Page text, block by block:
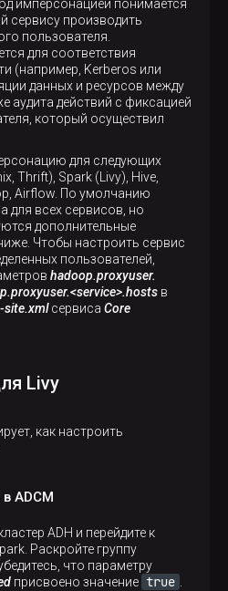
имперсонацией понимается
сервису производить
пользователя.
для соответствия
(например, Kerberos или
данных и ресурсов между
аудита действий с фиксацией
который осуществил
для следующих
Thrift), Spark (Livy), Hive,
Airflow. По умолчанию
для всех сервисов, но
дополнительные
Чтобы настроить сервис
пользователей,
hadoop.proxyuser.
в
site.xmlсервиса Core
Livy
как настроить
ADCM
ADH и перейдите к
Раскройте группу
что параметру
присвоено значение true